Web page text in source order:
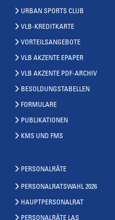
URBAN SPORTS CLUB
VLB-KREDITKARTE
VORTEILSANGEBOTE
VLB AKZENTE EPAPER
VLB AKZENTE PDF-ARCHIV
BESOLDUNGSTABELLEN
FORMULARE
PUBLIKATIONEN
KMS UND FMS
PERSONALRÄTE
PERSONALRATSWAHL 2026
HAUPTPERSONALRAT
PERSONALRÄTE LAS